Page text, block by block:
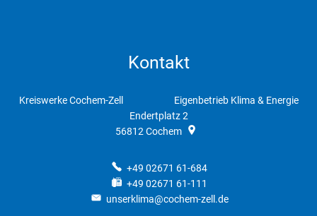
Kontakt
Kreiswerke Cochem-Zell Eigenbetrieb Klima & Energie
Endertplatz 2
56812 Cochem
+49 02671 61-684
+49 02671 61-111
unserklima@cochem-zell.de